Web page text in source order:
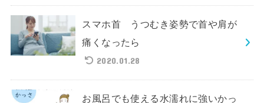
スマホ首 うつむき姿勢で首や肩が
痛くなったら
2020.01.28
お風呂でも使える水濡れに強いかっ